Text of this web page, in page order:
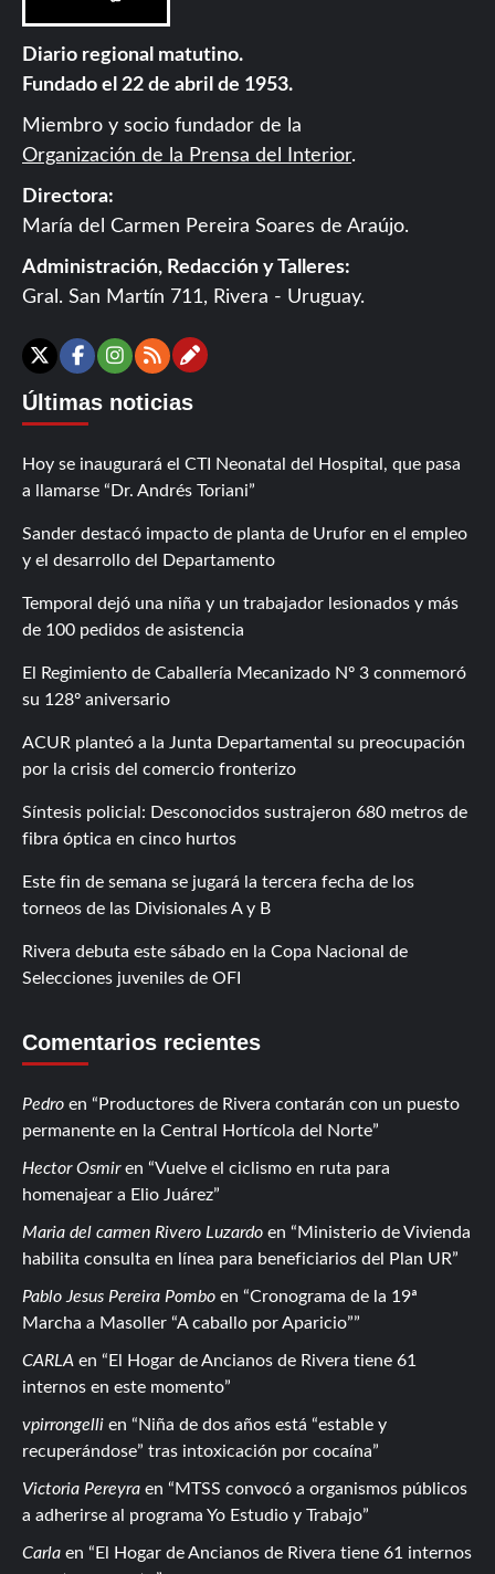
Diario regional matutino.
Fundado el 22 de abril de 1953.
Miembro y socio fundador de la
Organización de la Prensa del Interior.
Directora:
María del Carmen Pereira Soares de Araújo.
Administración, Redacción y Talleres:
Gral. San Martín 711, Rivera - Uruguay.
X Facebook
Instagram
RSSContáctanos
Últimas noticias
Hoy se inaugurará el CTI Neonatal del Hospital, que pasa
a llamarse “Dr. Andrés Toriani”
Sander destacó impacto de planta de Urufor en el empleo
y el desarrollo del Departamento
Temporal dejó una niña y un trabajador lesionados y más
de 100 pedidos de asistencia
El Regimiento de Caballería Mecanizado Nº 3 conmemoró
su 128º aniversario
ACUR planteó a la Junta Departamental su preocupación
por la crisis del comercio fronterizo
Síntesis policial: Desconocidos sustrajeron 680 metros de
fibra óptica en cinco hurtos
Este fin de semana se jugará la tercera fecha de los
torneos de las Divisionales A y B
Rivera debuta este sábado en la Copa Nacional de
Selecciones juveniles de OFI
Comentarios recientes
Pedro en
Productores de Rivera contarán con un puesto
permanente en la Central Hortícola del Norte
Hector Osmiren
Vuelve el ciclismo en ruta para
homenajear a Elio Juárez
Maria del carmen Rivero Luzardo en
Ministerio de Vivienda
habilita consulta en línea para beneficiarios del Plan UR
Pablo Jesus Pereira Pombo en
Cronograma de la 19ª
Marcha a Masoller “A caballo por Aparicio”
CARLA en
El Hogar de Ancianos de Rivera tiene 61
internos en este momento
vpirrongelli en
Niña de dos años está “estable y
recuperándose” tras intoxicación por cocaína
Victoria Pereyra en
MTSS convocó a organismos públicos
a adherirse al programa Yo Estudio y Trabajo
Carla en
El Hogar de Ancianos de Rivera tiene 61 internos